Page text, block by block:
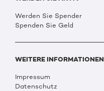
Werden Sie Spender
Spenden Sie Geld
WEITERE INFORMATIONEN
Impressum
Datenschutz